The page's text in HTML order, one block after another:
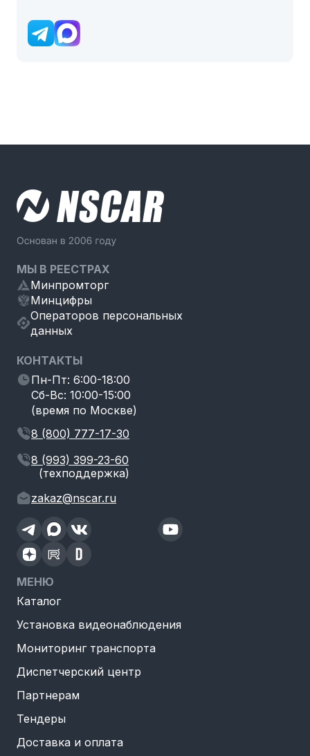
МЫ В РЕЕСТРАХ
Минпромторг
Минцифры
Операторов персональных
данных
КОНТАКТЫ
Пн-Пт: 6:00-18:00
Сб-Вс: 10:00-15:00
(время по Москве)
8 (800) 777-17-30
8 (993) 399-23-60
(техподдержка)
zakaz@nscar.ru
МЕНЮ
Каталог
Установка видеонаблюдения
Мониторинг транспорта
Диспетчерский центр
Партнерам
Тендеры
Доставка и оплата